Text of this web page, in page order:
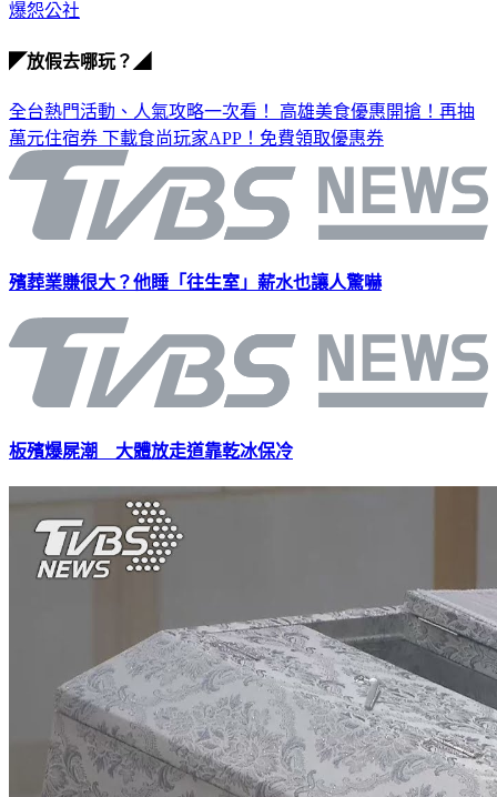
爆怨公社
◤放假去哪玩？◢
全台熱門活動、人氣攻略一次看！ 高雄美食優惠開搶！再抽
萬元住宿券 下載食尚玩家APP！免費領取優惠券
殯葬業賺很大？他睡「往生室」薪水也讓人驚嚇
板殯爆屍潮 大體放走道靠乾冰保冷